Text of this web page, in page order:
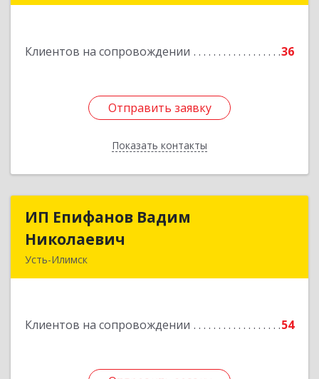
Клиентов на сопровождении 36
Отправить заявку
Показать контакты
Отправить заявку
Назад
ИП Епифанов Вадим
Николаевич
Усть-Илимск
Клиентов на сопровождении 54
ИП Епифанов Вадим
Подробнее